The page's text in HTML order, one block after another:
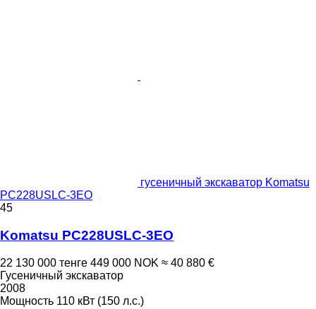
гусеничный экскаватор Komatsu
PC228USLC-3EO
45
Komatsu PC228USLC-3EO
22 130 000 тенге 449 000 NOK ≈ 40 880 €
Гусеничный экскаватор
2008
Мощность 110 кВт (150 л.с.)